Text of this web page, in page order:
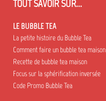
TOUT SAVOIR SUR...
LE BUBBLE TEA
La petite histoire du Bubble Tea
Comment faire un bubble tea maison
Recette de bubble tea maison
Focus sur la sphérification inversée
Code Promo Bubble Tea